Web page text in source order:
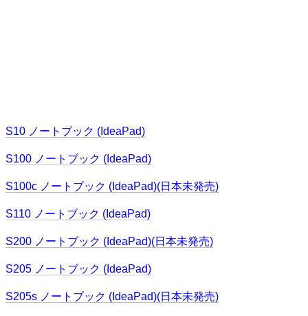
S10 ノートブック (IdeaPad)
S100 ノートブック (IdeaPad)
S100c ノートブック (IdeaPad)(日本未発売)
S110 ノートブック (IdeaPad)
S200 ノートブック (IdeaPad)(日本未発売)
S205 ノートブック (IdeaPad)
S205s ノートブック (IdeaPad)(日本未発売)